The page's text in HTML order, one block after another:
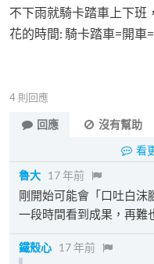
不下雨就騎卡踏車上下班
花的時間: 騎卡踏車=開車
4 則回應
回應
沒有幫助
看
魯大 17 年前
剛開始可能會「口吐白沫
一段時間看到成果，再難
鐵殼心 17 年前